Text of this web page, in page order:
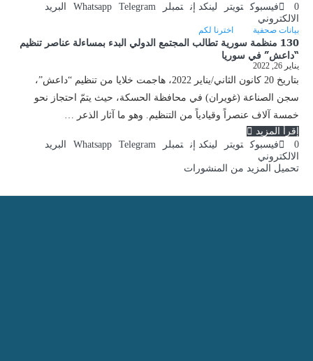
0
فيسبوك تويتر لينكد إن تمبلر Whatsapp Telegram
البريد
الالكتروني
بيانات صحفية اخترنا لكم
130 منظمة سورية تطالب المجتمع الدولي البدء بمساءلة عناصر تنظيم
“داعش” في سوريا
يناير 26, 2022
بتاريخ 20 كانون الثاني/يناير 2022، هاجمت خلايا من تنظيم “داعش”،
سجن الصناعة (غويران) في محافظة الحسكة، حيث يتمّ احتجاز نحو
خمسة آلاف عنصراً وقيادياً من التنظيم. وهو ما آثار الذعر …
إقرأ المزيد
0
فيسبوك تويتر لينكد إن تمبلر Whatsapp Telegram
البريد
الالكتروني
تحميل المزيد من المنشورات